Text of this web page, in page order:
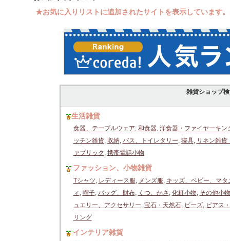
★お気に入りリストに追加されたサイトを表示しています
雑貨ショップ
生活雑貨
食器、テーブルウェア, 和食器, 洋食器・ファイヤーキン
ッチン雑貨, 収納, バス、トイレタリー, 寝具, リネン雑貨
ァブリック , 携帯電話小物
ファッション、小物雑貨
Tシャツ, レディース服, メンズ服, キッズ、ベビー、マタ
ィ , 帽子, バッグ、財布, くつ、かさ , 化粧小物, その他小物
ュエリー、アクセサリー, 宝石・天然石, ビーズ, ピアス
リング
インテリア雑貨